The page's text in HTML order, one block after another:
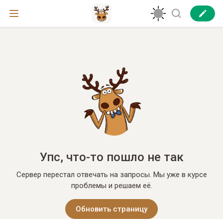
Упс, что-то пошло не так
Сервер перестал отвечать на запросы. Мы уже в курсе
проблемы и решаем её.
Обновить страницу